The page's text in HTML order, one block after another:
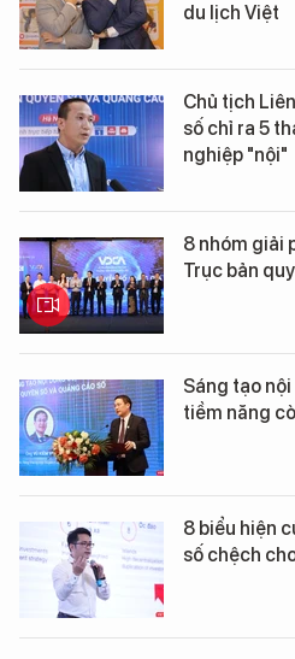
du lịch Việt
Chủ tịch
số chỉ ra 5
nghiệp "nội"
8 nhóm giải
Trục bản
Sáng tạo
tiềm năng
8 biểu hiện
số chệch